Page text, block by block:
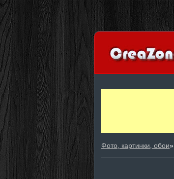
Фото, картинки, обои»